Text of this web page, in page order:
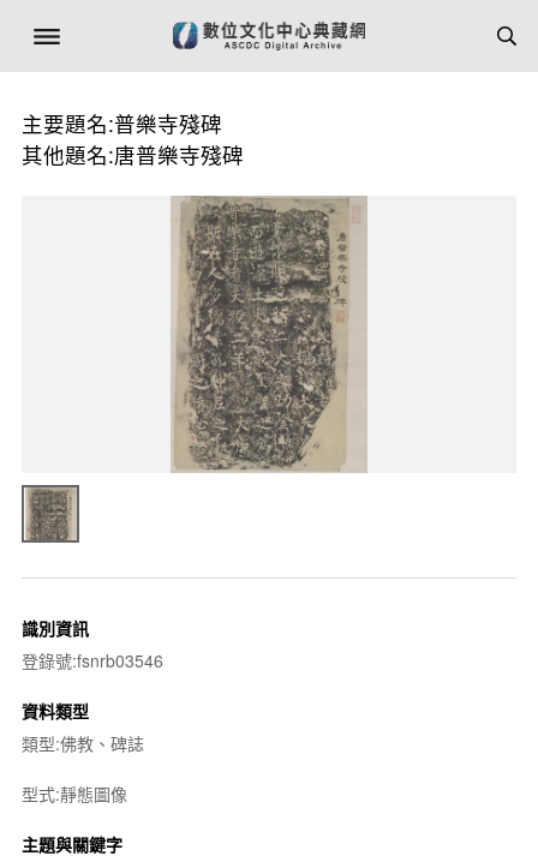
主要題名:普樂寺殘碑
其他題名:唐普樂寺殘碑
識別資訊
登錄號:fsnrb03546
資料類型
類型:佛教、碑誌
型式:靜態圖像
主題與關鍵字